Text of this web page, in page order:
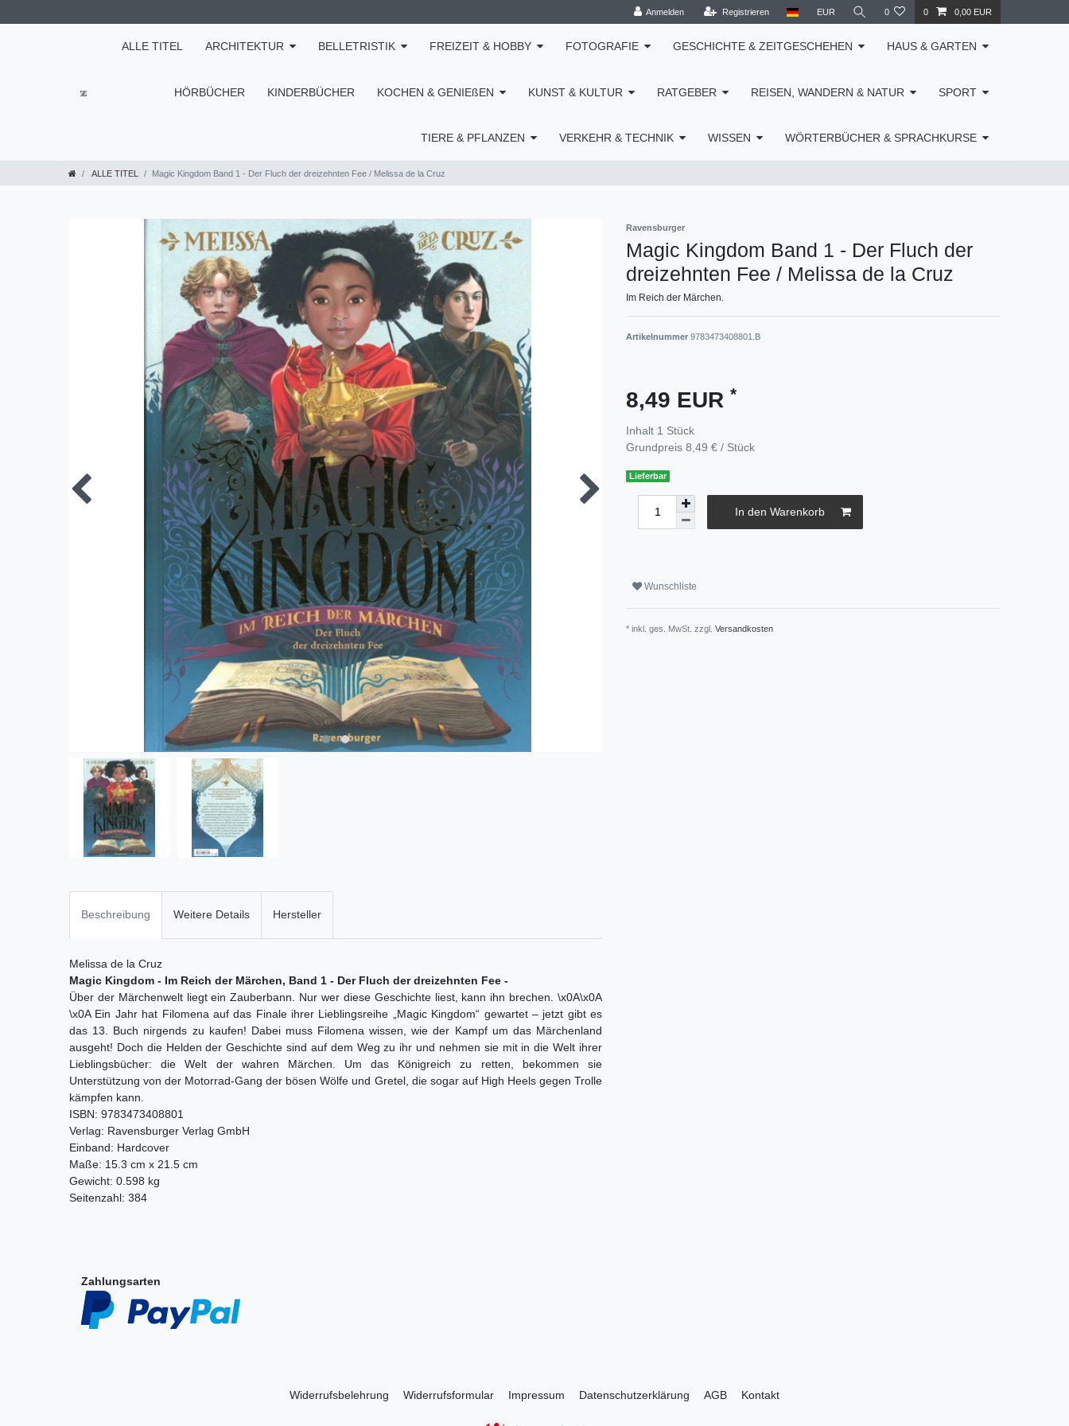
Anmelden Registrieren EUR 0 0 0,00 EUR
ALLE TITEL ARCHITEKTUR BELLETRISTIK FREIZEIT & HOBBY FOTOGRAFIE GESCHICHTE & ZEITGESCHEHEN HAUS & GARTEN
HÖRBÜCHER KINDERBÜCHER KOCHEN & GENIEßEN KUNST & KULTUR RATGEBER REISEN, WANDERN & NATUR SPORT
TIERE & PFLANZEN VERKEHR & TECHNIK WISSEN WÖRTERBÜCHER & SPRACHKURSE
ALLE TITEL Magic Kingdom Band 1 - Der Fluch der dreizehnten Fee / Melissa de la Cruz
Ravensburger
Magic Kingdom Band 1 - Der Fluch der
dreizehnten Fee / Melissa de la Cruz
Im Reich der Märchen.
Artikelnummer 9783473408801.B
8,49 EUR *
Inhalt 1 Stück
Grundpreis 8,49 € / Stück
Lieferbar
In den Warenkorb
Wunschliste
* inkl. ges. MwSt. zzgl. Versandkosten
Beschreibung Weitere Details Hersteller
Melissa de la Cruz
Magic Kingdom - Im Reich der Märchen, Band 1 - Der Fluch der dreizehnten Fee -
Über der Märchenwelt liegt ein Zauberbann. Nur wer diese Geschichte liest, kann ihn brechen. \x0A\x0A
\x0A Ein Jahr hat Filomena auf das Finale ihrer Lieblingsreihe „Magic Kingdom“ gewartet – jetzt gibt es
das 13. Buch nirgends zu kaufen! Dabei muss Filomena wissen, wie der Kampf um das Märchenland
ausgeht! Doch die Helden der Geschichte sind auf dem Weg zu ihr und nehmen sie mit in die Welt ihrer
Lieblingsbücher: die Welt der wahren Märchen. Um das Königreich zu retten, bekommen sie
Unterstützung von der Motorrad-Gang der bösen Wölfe und Gretel, die sogar auf High Heels gegen Trolle
kämpfen kann.
ISBN: 9783473408801
Verlag: Ravensburger Verlag GmbH
Einband: Hardcover
Maße: 15.3 cm x 21.5 cm
Gewicht: 0.598 kg
Seitenzahl: 384
Zahlungsarten
Widerrufs­belehrung Widerrufs­formular Impressum Daten­schutz­erklärung AGB Kontakt